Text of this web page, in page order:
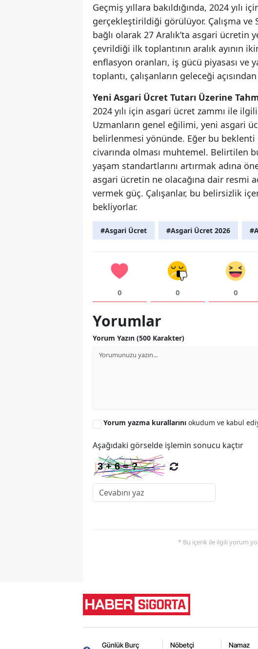
Geçmiş yıllara bakıldığında, 2024 yılı
gerçekleştirildiği görülüyor. Çalışma ve
bağlı olarak 27 Aralık’ta asgari ücretin
çevrildiği ilk toplantının aralık ayının
enflasyon oranları, iş gücü piyasası ve
toplantı, çalışanların geleceği
Yeni Asgari Ücret Tutarı Üzerine
2024 yılı için asgari ücret zammı ile
Uzmanların genel eğilimi, yeni asgari
belirlenmesi yönünde. Eğer bu
civarında olması muhtemel. Belirtilen
yaşam standartlarını artırmak adına
asgari ücretin ne olacağına dair resmi
vermek güç. Çalışanlar, bu belirsizlik
bekliyorlar.
#Asgari Ücret #Asgari Ücret 2026
0 0 0
Yorumlar
Yorum Yazın (500 Karakter)
Yorum yazma kurallarını okudum ve kabul
Aşağıdaki görselde işlemin sonucu kaçtır
* Bu içerik ile ilgili yorum
Günlük Burç Nöbetçi Namaz